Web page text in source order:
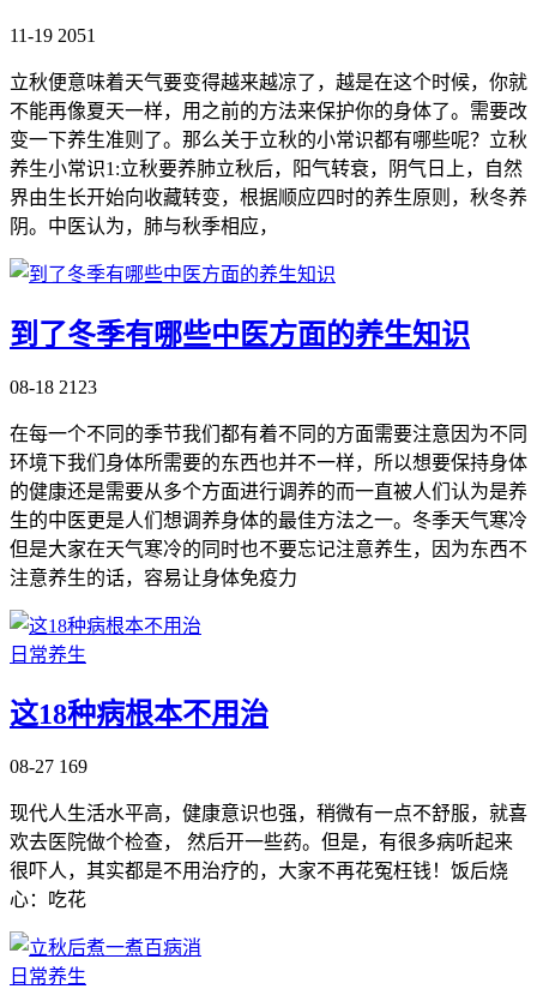
11-19 2051
立秋便意味着天气要变得越来越凉了，越是在这个时候，你就
不能再像夏天一样，用之前的方法来保护你的身体了。需要改
变一下养生准则了。那么关于立秋的小常识都有哪些呢？立秋
养生小常识1:立秋要养肺立秋后，阳气转衰，阴气日上，自然
界由生长开始向收藏转变，根据顺应四时的养生原则，秋冬养
阴。中医认为，肺与秋季相应，
到了冬季有哪些中医方面的养生知识
08-18 2123
在每一个不同的季节我们都有着不同的方面需要注意因为不同
环境下我们身体所需要的东西也并不一样，所以想要保持身体
的健康还是需要从多个方面进行调养的而一直被人们认为是养
生的中医更是人们想调养身体的最佳方法之一。冬季天气寒冷
但是大家在天气寒冷的同时也不要忘记注意养生，因为东西不
注意养生的话，容易让身体免疫力
日常养生
这18种病根本不用治
08-27 169
现代人生活水平高，健康意识也强，稍微有一点不舒服，就喜
欢去医院做个检查， 然后开一些药。但是，有很多病听起来
很吓人，其实都是不用治疗的，大家不再花冤枉钱！饭后烧
心：吃花
日常养生